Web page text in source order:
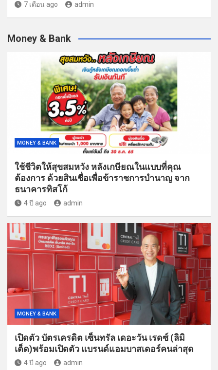
7 เดือน ago admin
Money & Bank
MONEY & BANK
ใช้ชีวิตให้สุขสมหวัง หลังเกษียณในแบบที่คุณ
ต้องการ ด้วยสินเชื่อเพื่อข้าราชการบำนาญ จาก
ธนาคารทิสโก้
4 ปี ago admin
MONEY & BANK
เปิดตัว บัตรเครดิต เซ็นทรัล เดอะวัน เรดซ์ (ลิมิ
เต็ด)พร้อมเปิดตัว แบรนด์แอมบาสเดอร์คนล่าสุด
4 ปี ago admin